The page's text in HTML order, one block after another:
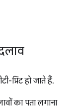
प्रिंट हो जाते हैं.
का पता लगाना